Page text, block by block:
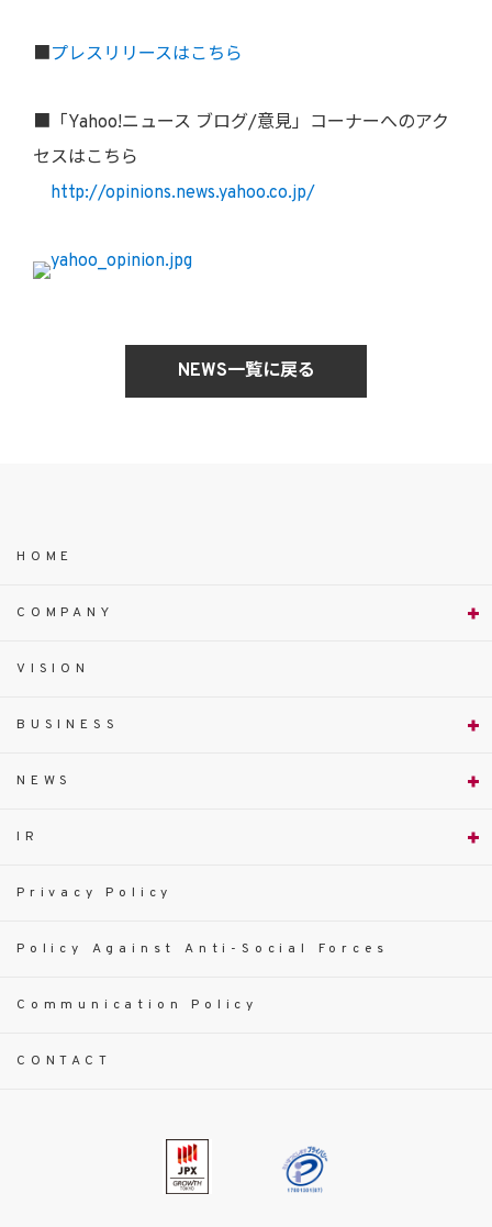
■プレスリリースはこちら
■「Yahoo!ニュース ブログ/意見」コーナーへのアク
セスはこちら
http://opinions.news.yahoo.co.jp/
NEWS一覧に戻る
HOME
COMPANY
VISION
BUSINESS
NEWS
IR
Privacy Policy
Policy Against Anti-Social Forces
Communication Policy
CONTACT